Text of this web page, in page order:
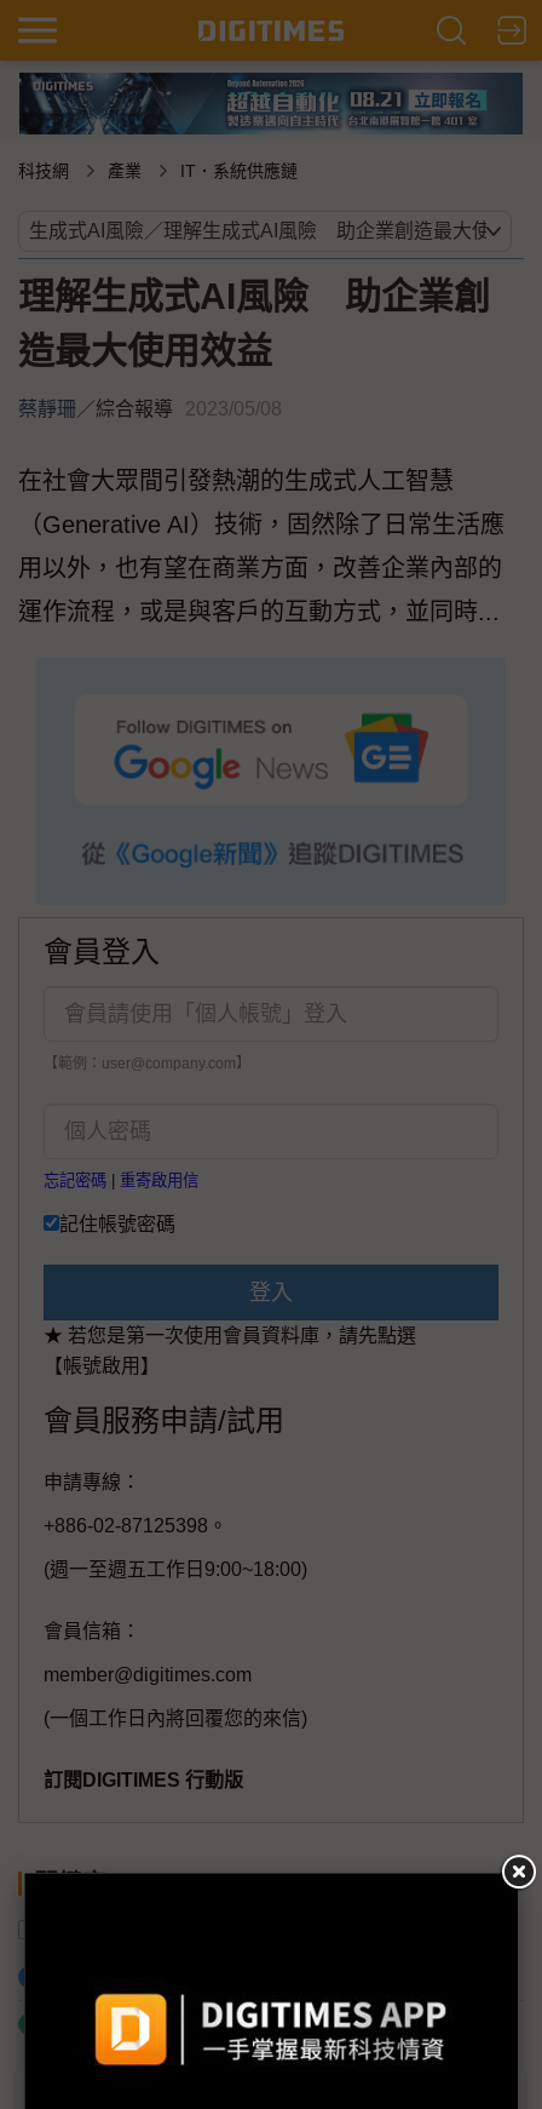
科技網 產業 IT．系統供應鏈
理解生成式AI風險 助企業創
造最大使用效益
蔡靜珊／綜合報導 2023/05/08
在社會大眾間引發熱潮的生成式人工智慧
（Generative AI）技術，固然除了日常生活應
用以外，也有望在商業方面，改善企業內部的
運作流程，或是與客戶的互動方式，並同時...
會員登入
【範例：user@company.com】
忘記密碼 重寄啟用信
記住帳號密碼
登入
★ 若您是第一次使用會員資料庫，請先點選
【帳號啟用】
會員服務申請/試用
申請專線：
+886-02-87125398。
(週一至週五工作日9:00~18:00)
會員信箱：
member@digitimes.com
(一個工作日內將回覆您的來信)
訂閱DIGITIMES 行動版
什麼是「關鍵字追蹤」